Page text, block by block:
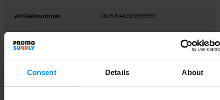
Consent Details About
Artikelnummer 262549-001999999
Soort Standaard uitvoering